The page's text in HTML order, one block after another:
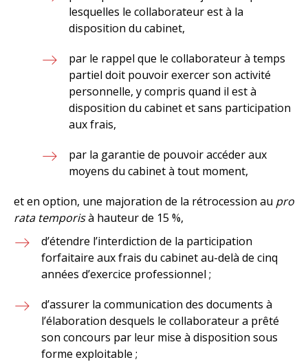
lesquelles le collaborateur est à la
disposition du cabinet,
par le rappel que le collaborateur à temps
partiel doit pouvoir exercer son activité
personnelle, y compris quand il est à
disposition du cabinet et sans participation
aux frais,
par la garantie de pouvoir accéder aux
moyens du cabinet à tout moment,
et en option, une majoration de la rétrocession au pro
rata temporisà hauteur de 15 %,
d’étendre l’interdiction de la participation
forfaitaire aux frais du cabinet au-delà de cinq
années d’exercice professionnel ;
d’assurer la communication des documents à
l’élaboration desquels le collaborateur a prêté
son concours par leur mise à disposition sous
forme exploitable ;